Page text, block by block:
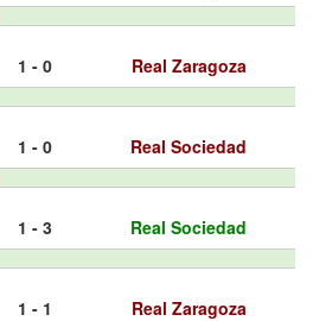
1 - 0 Real Zaragoza
1 - 0 Real Sociedad
1 - 3 Real Sociedad
1 - 1 Real Zaragoza